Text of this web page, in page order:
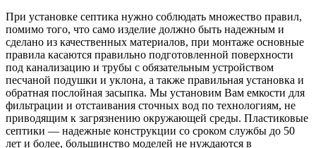
При установке септика нужно соблюдать множество правил,
помимо того, что само изделие должно быть надежным и
сделано из качественных материалов, при монтаже основные
правила касаются правильно подготовленной поверхности
под канализацию и трубы с обязательным устройством
песчаной подушки и уклона, а также правильная установка и
обратная послойная засыпка. Мы установим Вам емкости для
фильтрации и отстаивания сточных вод по технологиям, не
приводящим к загрязнению окружающей среды. Пластиковые
септики — надежные конструкции со сроком службы до 50
лет и более, большинство моделей не нуждаются в